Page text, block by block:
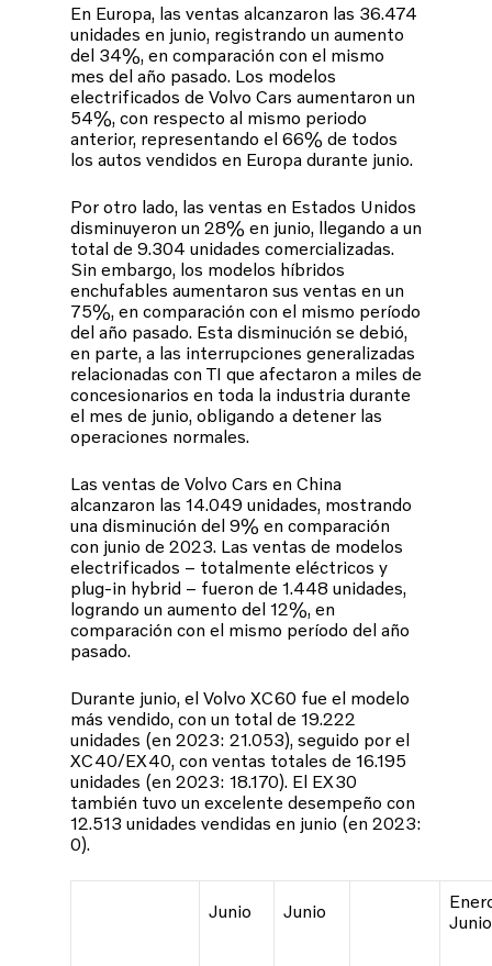
En Europa, las ventas alcanzaron las 36.474
unidades en junio, registrando un aumento
del 34%, en comparación con el mismo
mes del año pasado. Los modelos
electrificados de Volvo Cars aumentaron un
54%, con respecto al mismo periodo
anterior, representando el 66% de todos
los autos vendidos en Europa durante junio.
Por otro lado, las ventas en Estados Unidos
disminuyeron un 28% en junio, llegando a un
total de 9.304 unidades comercializadas.
Sin embargo, los modelos híbridos
enchufables aumentaron sus ventas en un
75%, en comparación con el mismo período
del año pasado. Esta disminución se debió,
en parte, a las interrupciones generalizadas
relacionadas con TI que afectaron a miles de
concesionarios en toda la industria durante
el mes de junio, obligando a detener las
operaciones normales.
Las ventas de Volvo Cars en China
alcanzaron las 14.049 unidades, mostrando
una disminución del 9% en comparación
con junio de 2023. Las ventas de modelos
electrificados – totalmente eléctricos y
plug-in hybrid – fueron de 1.448 unidades,
logrando un aumento del 12%, en
comparación con el mismo período del año
pasado.
Durante junio, el Volvo XC60 fue el modelo
más vendido, con un total de 19.222
unidades (en 2023: 21.053), seguido por el
XC40/EX40, con ventas totales de 16.195
unidades (en 2023: 18.170). El EX30
también tuvo un excelente desempeño con
12.513 unidades vendidas en junio (en 2023:
0).
Junio Junio
Junio